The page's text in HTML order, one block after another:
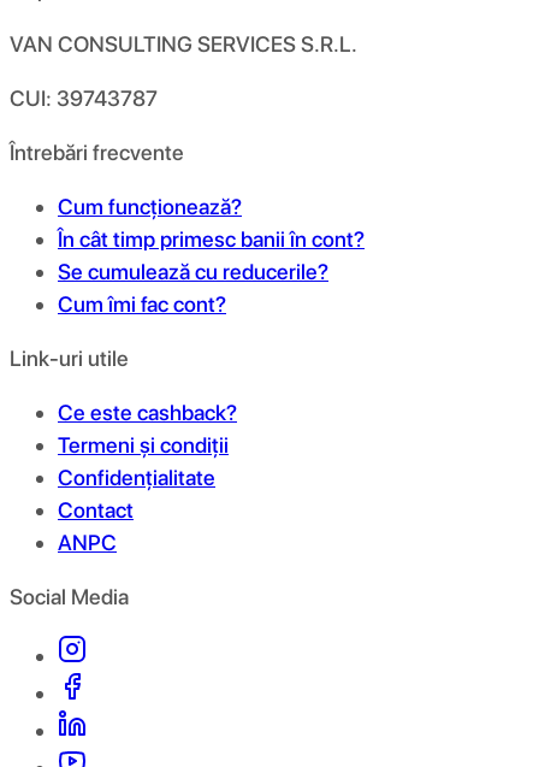
VAN CONSULTING SERVICES S.R.L.
CUI: 39743787
Întrebări frecvente
Cum funcționează?
În cât timp primesc banii în cont?
Se cumulează cu reducerile?
Cum îmi fac cont?
Link-uri utile
Ce este cashback?
Termeni și condiții
Confidențialitate
Contact
ANPC
Social Media